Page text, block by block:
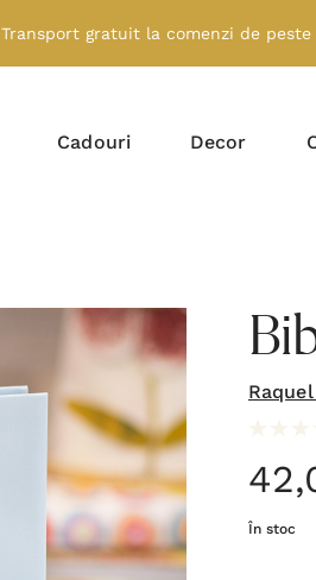
Transport gratuit la comenzi de peste
Cadouri Decor
În stoc